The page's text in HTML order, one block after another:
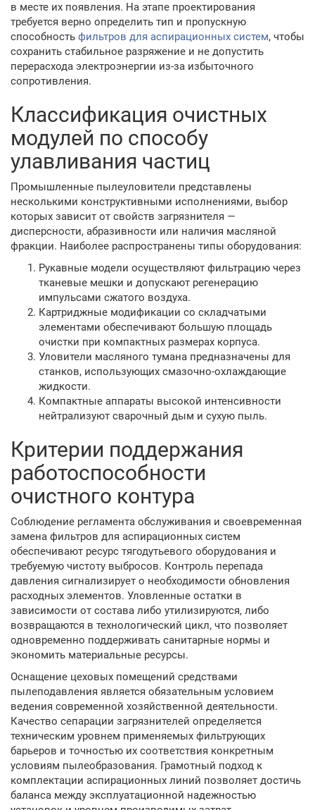
в месте их появления. На этапе проектирования
требуется верно определить тип и пропускную
способность фильтров для аспирационных систем, чтобы
сохранить стабильное разряжение и не допустить
перерасхода электроэнергии из-за избыточного
сопротивления.
Классификация очистных
модулей по способу
улавливания частиц
Промышленные пылеуловители представлены
несколькими конструктивными исполнениями, выбор
которых зависит от свойств загрязнителя —
дисперсности, абразивности или наличия масляной
фракции. Наиболее распространены типы оборудования:
Рукавные модели осуществляют фильтрацию через
тканевые мешки и допускают регенерацию
импульсами сжатого воздуха.
Картриджные модификации со складчатыми
элементами обеспечивают большую площадь
очистки при компактных размерах корпуса.
Уловители масляного тумана предназначены для
станков, использующих смазочно-охлаждающие
жидкости.
Компактные аппараты высокой интенсивности
нейтрализуют сварочный дым и сухую пыль.
Критерии поддержания
работоспособности
очистного контура
Соблюдение регламента обслуживания и своевременная
замена фильтров для аспирационных систем
обеспечивают ресурс тягодутьевого оборудования и
требуемую чистоту выбросов. Контроль перепада
давления сигнализирует о необходимости обновления
расходных элементов. Уловленные остатки в
зависимости от состава либо утилизируются, либо
возвращаются в технологический цикл, что позволяет
одновременно поддерживать санитарные нормы и
экономить материальные ресурсы.
Оснащение цеховых помещений средствами
пылеподавления является обязательным условием
ведения современной хозяйственной деятельности.
Качество сепарации загрязнителей определяется
техническим уровнем применяемых фильтрующих
барьеров и точностью их соответствия конкретным
условиям пылеобразования. Грамотный подход к
комплектации аспирационных линий позволяет достичь
баланса между эксплуатационной надежностью